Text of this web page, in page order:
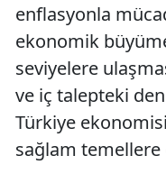
enflasyonla
ekonomik
seviyelere
ve iç talepteki
Türkiye
sağlam temellere